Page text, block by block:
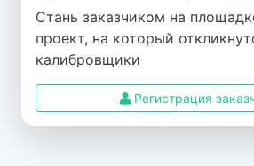
Стань заказчиком на
проект, на который
калибровщики
Регистрация